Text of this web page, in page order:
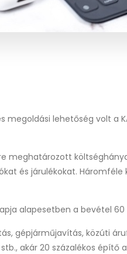
lehetőség volt a
meghatározott
és járulékokat. Háromféle
alapesetben a bevétel 60
gépjárműjavítás, közúti
akár 20 százalékos építő